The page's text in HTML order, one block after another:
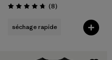
Évaluation: 4.8 / 5
(8Avis
)
séchage rapide